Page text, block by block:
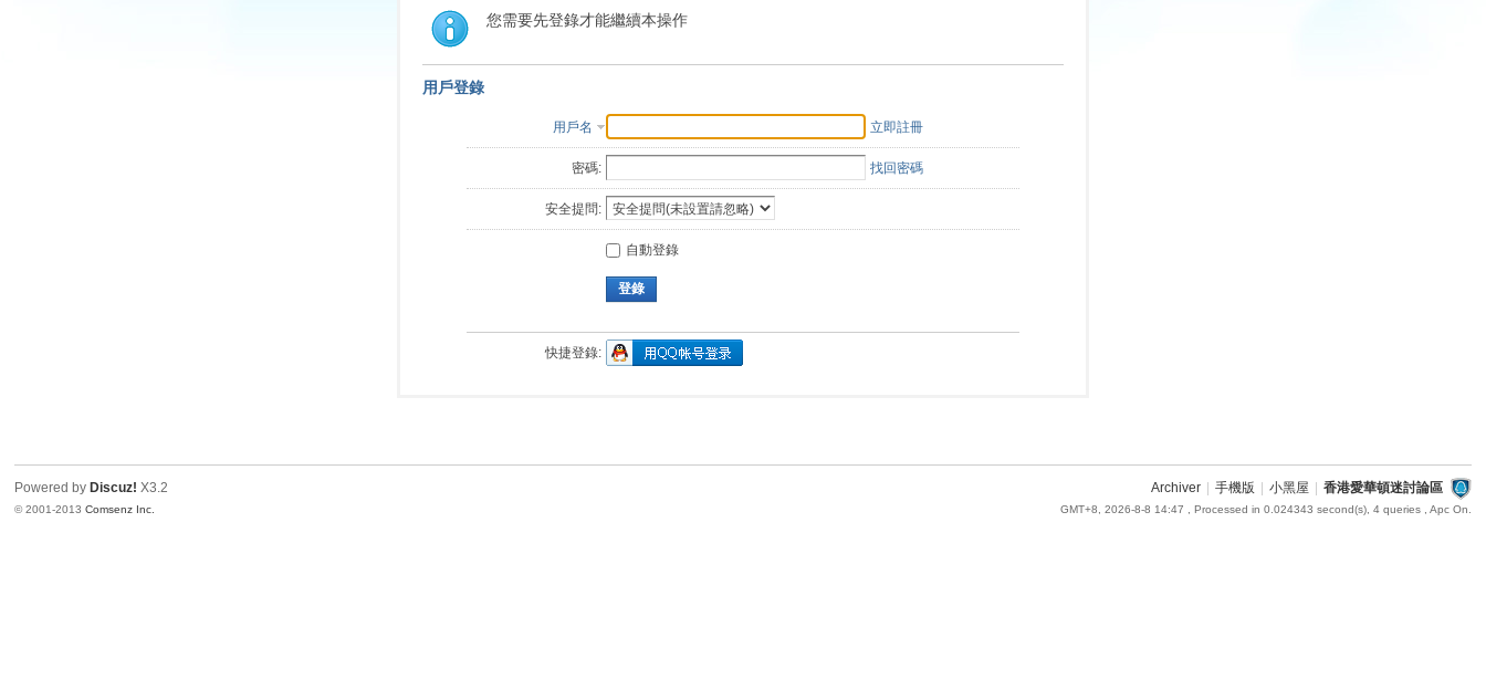
索
您需要先登錄才能繼續本操作
用戶登錄
用戶名 立即註冊
密碼: 找回密碼
安全提問:
自動登錄
登錄
快捷登錄:
Archiver 手機版 小黑屋 香港愛華頓迷討論區
GMT+8, 2026-8-8 14:47 , Processed in 0.024343 second(s), 4 queries , Apc On.
Powered by Discuz! X3.2
© 2001-2013Comsenz Inc.